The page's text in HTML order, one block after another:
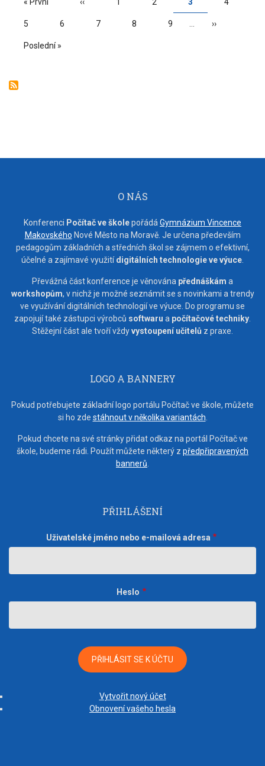
Page
5 Page
6 Page
7 Page
8 Page
9
Následující
››
Poslední
Poslední »
O NÁS
Konferenci Počítač ve školepořádá Gymnázium Vincence
Makovského Nové Město na Moravě. Je určena především
pedagogům základních a středních škol se zájmem o efektivní,
účelné a zajímavé využitídigitálních technologie ve výuce
Převážná část konference je věnována přednáškám a
workshopům, v nichž je možné seznámit se s novinkami a trendy
ve využívání digitálních technologií ve výuce. Do programu se
zapojují také zástupci výrobců softwaru a počítačové techniky
Stěžejní část ale tvoří vždyvystoupení učitelů z praxe.
LOGO A BANNERY
Pokud potřebujete základní logo portálu Počítač ve škole, můžete
si ho zde stáhnout v několika variantách
Pokud chcete na své stránky přidat odkaz na portál Počítač ve
škole, budeme rádi. Použít můžete některý z předpřipravených
bannerů
PŘIHLÁŠENÍ
Uživatelské jméno nebo e-mailová adresa
Heslo
Vytvořit nový účet
Obnovení vašeho hesla